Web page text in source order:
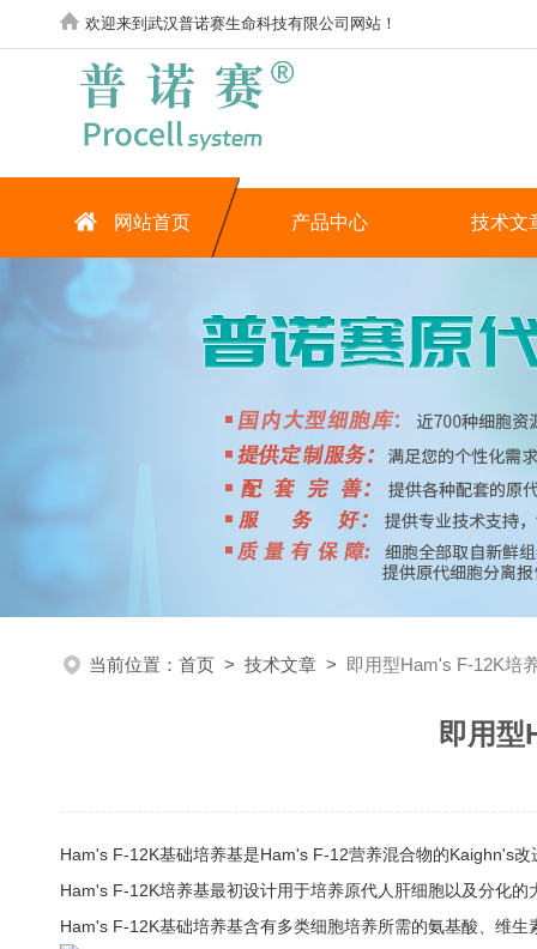
欢迎来到武汉普诺赛生命科技有限公司网站！
网站首页 产品中心 技术文
当前位置： 首页 > 技术文章 > 即用型Ham's F-12K培
即用型
Ham's F-12K基础培养基是Ham's F-12营养混合物的Kaighn's
Ham's F-12K培养基最初设计用于培养原代人肝细胞以及分化的
Ham's F-12K基础培养基含有多类细胞培养所需的氨基酸、维